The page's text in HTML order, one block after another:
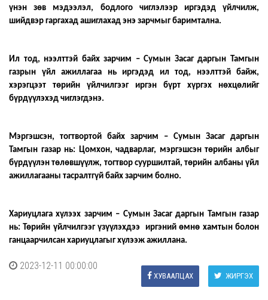
үнэн зөв мэдээлэл, бодлого чиглэлээр иргэдэд үйлчилж,
шийдвэр гаргахад ашиглахад энэ зарчмыг баримтална.
Ил тод, нээлттэй байх зарчим – Сумын Засаг даргын Тамгын
газрын үйл ажиллагаа нь иргэдэд ил тод, нээлттэй байж,
хэрэгцээт төрийн үйлчилгээг иргэн бүрт хүргэх нөхцөлийг
бүрдүүлэхэд чиглэгдэнэ.
Мэргэшсэн, тогтвортой байх зарчим – Сумын Засаг даргын
Тамгын газар нь: Цомхон, чадварлаг, мэргэшсэн төрийн албыг
бүрдүүлэн төлөвшүүлж, тогтвор сууршилтай, төрийн албаны үйл
ажиллагааны тасралтгүй байх зарчим болно.
Хариуцлага хүлээх зарчим – Сумын Засаг даргын Тамгын газар
нь: Төрийн үйлчилгээг үзүүлэхдээ иргэний өмнө хамтын болон
ганцаарчилсан хариуцлагыг хүлээж ажиллана.
2023-12-11 00:00:00
ЖИРГЭХ
ХУВААЛЦАХ